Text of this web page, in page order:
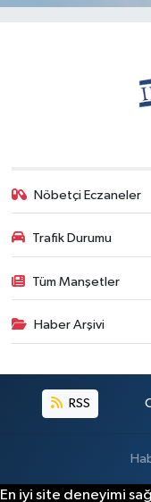
Nöbetçi Eczaneler
Trafik Durumu
Tüm Manşetler
Haber Arşivi
RSS
En iyi site deneyimi